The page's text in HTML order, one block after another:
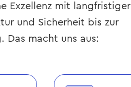
Exzellenz mit langfristiger
und Sicherheit bis zur
Das macht uns aus: